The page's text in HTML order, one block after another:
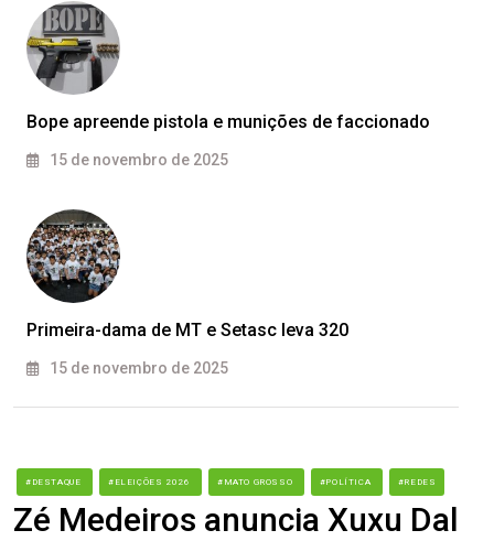
Bope apreende pistola e munições de faccionado
15 de novembro de 2025
Primeira-dama de MT e Setasc leva 320
15 de novembro de 2025
#DESTAQUE #ELEIÇÕES 2026 #MATO GROSSO #POLÍTICA #REDES
Zé Medeiros anuncia Xuxu Dal